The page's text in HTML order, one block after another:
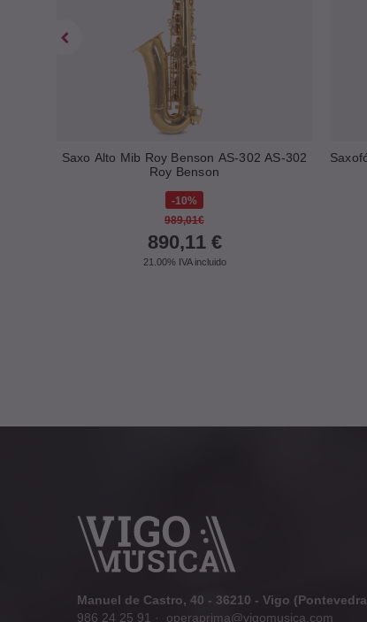
Saxo Alto Mib Roy Benson AS-302 AS-302
Roy Benson
10%
989,01€
890,11 €
21.00% IVA incluido
Manuel de Castro, 40 - 36210 - Vigo
986 24 25 91 · operaprima@vigomusica.com